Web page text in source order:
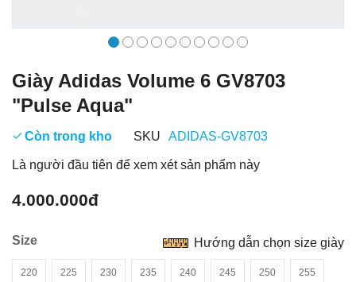
Giày Adidas Volume 6 GV8703
"Pulse Aqua"
Còn trong kho SKU ADIDAS-GV8703
Là người đầu tiên để xem xét sản phẩm này
4.000.000đ
Size
220 225 230 235 240 245 250 255
Hướng dẫn chọn size giày